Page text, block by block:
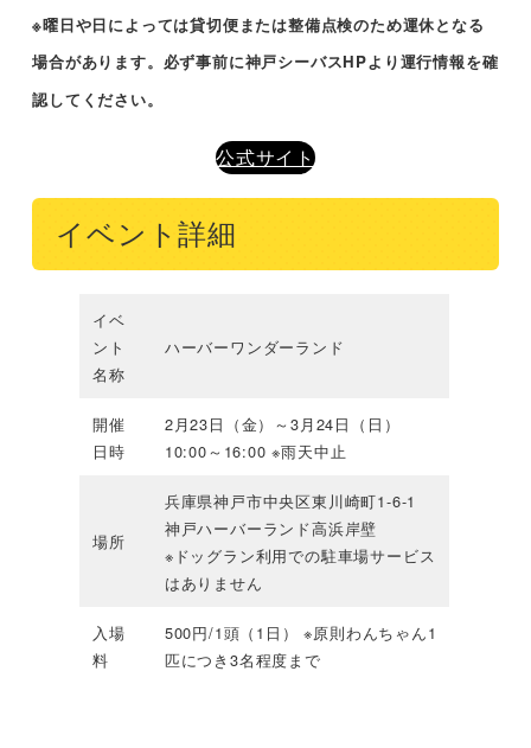
※曜日や日によっては貸切便または整備点検のため運休となる
場合があります。必ず事前に神戸シーバスHPより運行情報を確
認してください。
公式サイト
イベント詳細
イベ
ント
名称
ハーバーワンダーランド
開催
日時
2月23日（金）～3月24日（日）
10:00～16:00 ※雨天中止
場所
兵庫県神戸市中央区東川崎町1-6-1
神戸ハーバーランド高浜岸壁
※ドッグラン利用での駐車場サービス
はありません
入場
料
500円/1頭（1日） ※原則わんちゃん1
匹につき3名程度まで